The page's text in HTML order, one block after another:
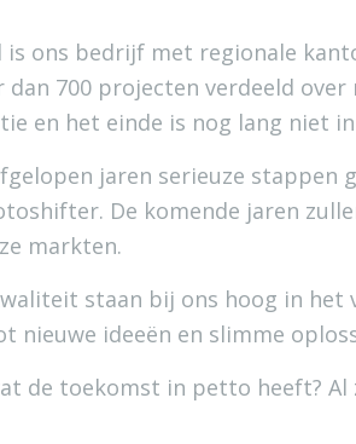
ons bedrijf met regionale
dan 700 projecten verdeeld
en het einde is nog lang niet
jaren serieuze
De komende jaren
markten.
staan bij ons hoog in het
nieuwe ideeën en slimme
de toekomst in petto heeft?